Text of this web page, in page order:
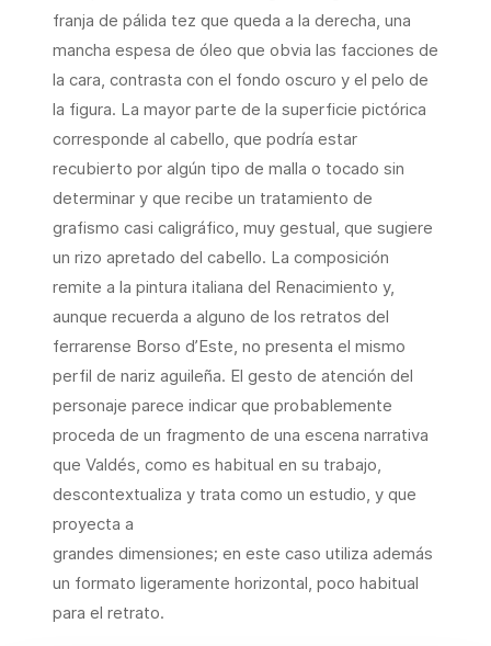
franja de pálida tez que queda a la derecha, una
mancha espesa de óleo que obvia las facciones de
la cara, contrasta con el fondo oscuro y el pelo de
la figura. La mayor parte de la superficie pictórica
corresponde al cabello, que podría estar
recubierto por algún tipo de malla o tocado sin
determinar y que recibe un tratamiento de
grafismo casi caligráfico, muy gestual, que sugiere
un rizo apretado del cabello. La composición
remite a la pintura italiana del Renacimiento y,
aunque recuerda a alguno de los retratos del
ferrarense Borso d’Este, no presenta el mismo
perfil de nariz aguileña. El gesto de atención del
personaje parece indicar que probablemente
proceda de un fragmento de una escena narrativa
que Valdés, como es habitual en su trabajo,
descontextualiza y trata como un estudio, y que
proyecta a
grandes dimensiones; en este caso utiliza además
un formato ligeramente horizontal, poco habitual
para el retrato.